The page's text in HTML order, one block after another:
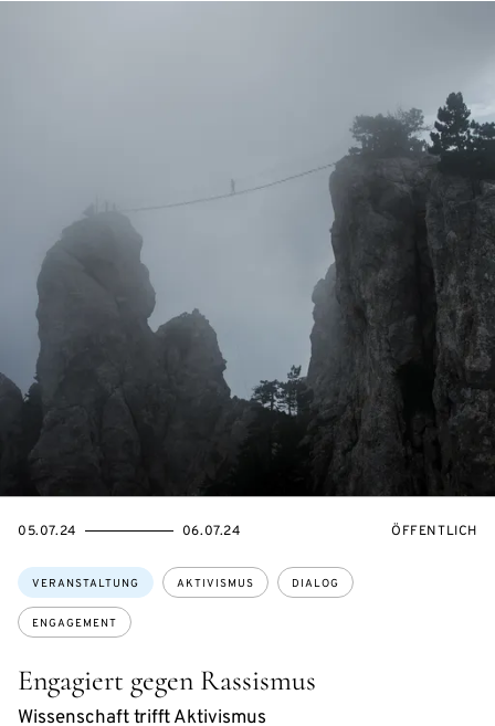
Engagiert gegen Rassismus
Wissenschaft trifft Aktivismus
Themen:
VERANSTALTUNG AKTIVISMUS DIALOG
ENGAGEMENT
EVENTBEGINSON
05.07.24
EVENTENDSON 06.07.24 ÖFFENTLICH